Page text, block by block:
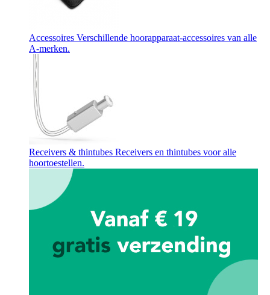
Accessoires Verschillende hoorapparaat-accessoires van alle
A-merken.
Receivers & thintubes Receivers en thintubes voor alle
hoortoestellen.